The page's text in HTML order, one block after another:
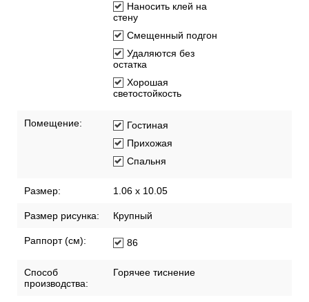
Наносить клей на
стену
Смещенный подгон
Удаляются без
остатка
Хорошая
светостойкость
Помещение:
Гостиная
Прихожая
Спальня
Размер: 1.06 x 10.05
Размер рисунка: Крупный
Раппорт (см): 86
Способ
производства:
Горячее тиснение